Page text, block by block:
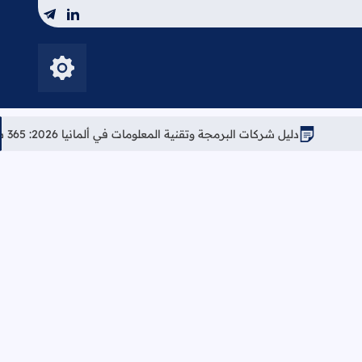
linkedin
telegram
إظهار الأزرار
شركات البرمجة وتقنية المعلومات في ألمانيا 2026: 365 شركة مع روابط التقديم المباشر